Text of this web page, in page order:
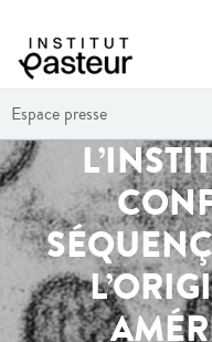
Espace presse